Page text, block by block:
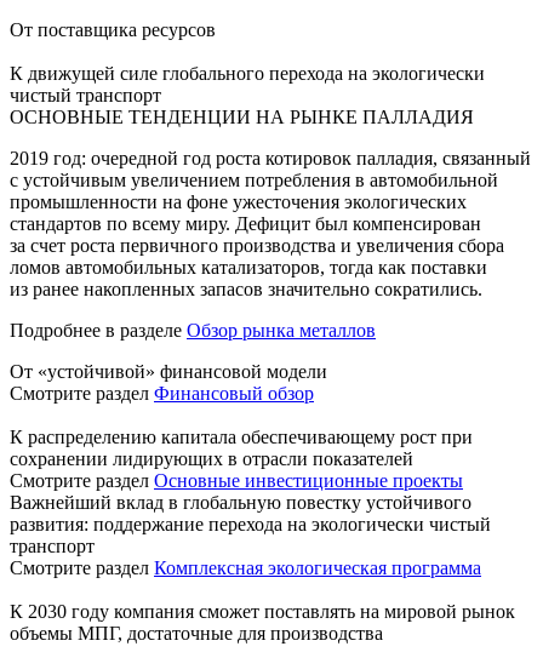
От поставщика ресурсов
К движущей силе глобального перехода на экологически
чистый транспорт
ОСНОВНЫЕ ТЕНДЕНЦИИ НА РЫНКЕ ПАЛЛАДИЯ
2019 год: очередной год роста котировок палладия, связанный
с устойчивым увеличением потребления в автомобильной
промышленности на фоне ужесточения экологических
стандартов по всему миру. Дефицит был компенсирован
за счет роста первичного производства и увеличения сбора
ломов автомобильных катализаторов, тогда как поставки
из ранее накопленных запасов значительно сократились.
Подробнее в разделе Обзор рынка металлов
От «устойчивой» финансовой модели
Смотрите раздел Финансовый обзор
К распределению капитала обеспечивающему рост при
сохранении лидирующих в отрасли показателей
Смотрите раздел Основные инвестиционные проекты
Важнейший вклад в глобальную повестку устойчивого
развития: поддержание перехода на экологически чистый
транспорт
Смотрите раздел Комплексная экологическая программа
К 2030 году компания сможет поставлять на мировой рынок
объемы МПГ, достаточные для производства